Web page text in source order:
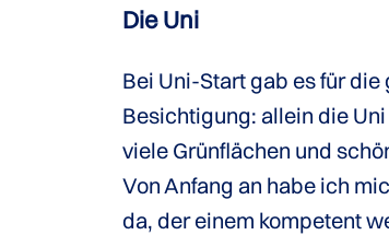
Die Uni
Bei Uni-Start gab es für
Besichtigung: allein die
viele Grünflächen und
Von Anfang an habe ich
da, der einem kompetent